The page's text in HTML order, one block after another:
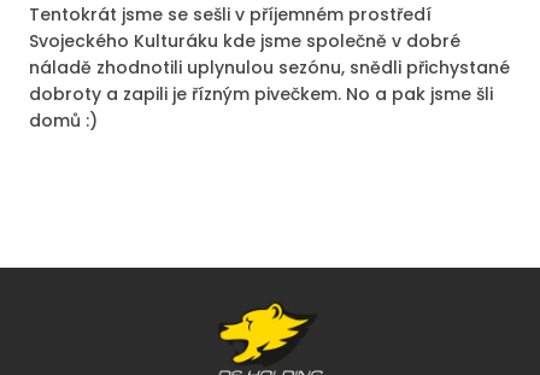
Tentokrát jsme se sešli v příjemném prostředí
Svojeckého Kulturáku kde jsme společně v dobré
náladě zhodnotili uplynulou sezónu, snědli přichystané
dobroty a zapili je řízným pivečkem. No a pak jsme šli
domů :)